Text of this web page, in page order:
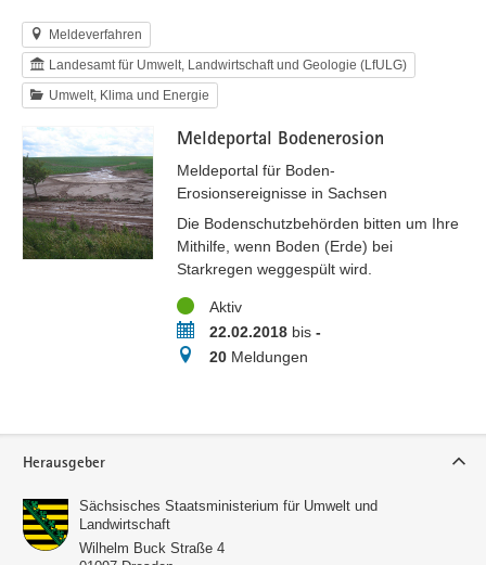
Meldeverfahren
Landesamt für Umwelt, Landwirtschaft und Geologie (LfULG)
Umwelt, Klima und Energie
Meldeportal Bodenerosion
Meldeportal für Boden-
Erosionsereignisse in Sachsen
Die Bodenschutzbehörden bitten um Ihre
Mithilfe, wenn Boden (Erde) bei
Starkregen weggespült wird.
StatusAktiv
Zeitraum22.02.2018bis -
Meldungen
20Meldungen
Herausgeber
Sächsisches Staatsministerium für Umwelt und
Landwirtschaft
Wilhelm Buck Straße 4